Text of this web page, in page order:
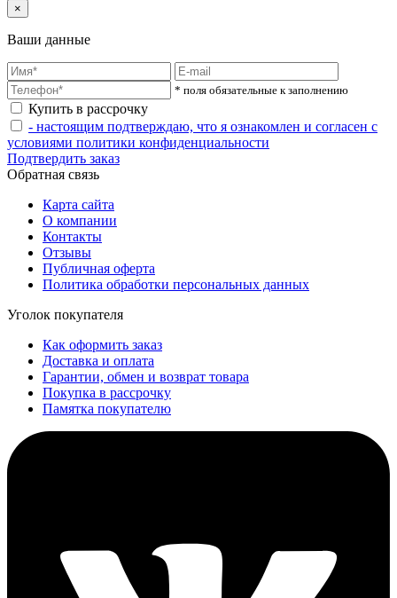
×
Ваши данные
* поля обязательные к заполнению
Купить в рассрочку
- настоящим подтверждаю, что я ознакомлен и согласен с
условиями политики конфиденциальности
Подтвердить заказ
Обратная связь
Карта сайта
О компании
Контакты
Отзывы
Публичная оферта
Политика обработки персональных данных
Уголок покупателя
Как оформить заказ
Доставка и оплата
Гарантии, обмен и возврат товара
Покупка в рассрочку
Памятка покупателю